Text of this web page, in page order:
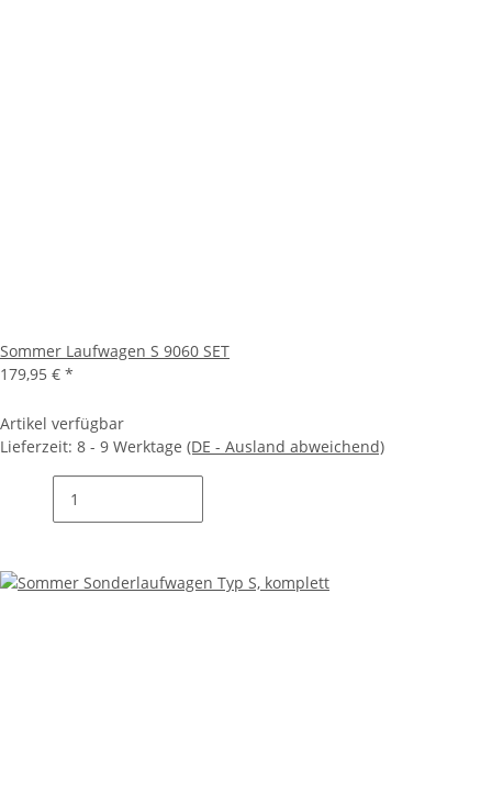
Sommer Laufwagen S 9060 SET
179,95 € *
Artikel verfügbar
Lieferzeit: 8 - 9 Werktage (DE - Ausland abweichend)